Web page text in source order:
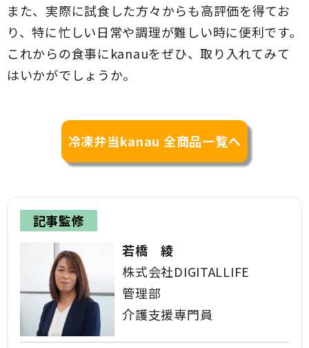
また、実際に試食した方々からも高評価を得てお
り、特に忙しい日常や調理が難しい時に便利です。
これからの食事にkanauをぜひ、取り入れてみて
はいかがでしょうか。
冷凍弁当kanau 全商品一覧へ
記事監修
若橋 綾
株式会社DIGITALLIFE
管理部
介護支援専門員